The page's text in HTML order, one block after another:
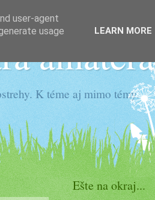
amatéra
K téme aj mimo témy.
Ešte na okraj...
user-agent
usage
LEARN MORE